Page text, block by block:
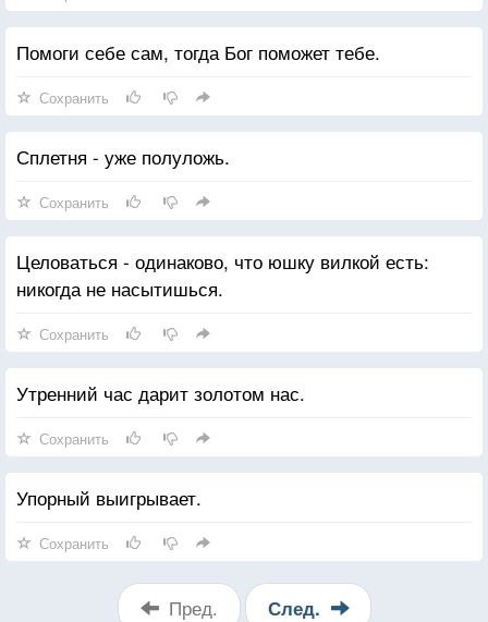
Помоги себе сам, тогда Бог поможет тебе.
Сохранить
Сплетня - уже полуложь.
Сохранить
Целоваться - одинаково, что юшку вилкой есть:
никогда не насытишься.
Сохранить
Утренний час дарит золотом нас.
Сохранить
Упорный выигрывает.
Сохранить
Пред. След.